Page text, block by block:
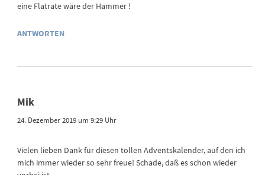
eine Flatrate wäre der Hammer !
ANTWORTEN
Mik
24. Dezember 2019 um 9:29 Uhr
Vielen lieben Dank für diesen tollen Adventskalender, auf den ich
mich immer wieder so sehr freue! Schade, daß es schon wieder